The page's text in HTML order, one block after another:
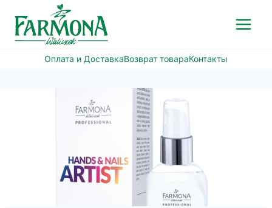
содержимому
Оплата и ДоставкаВозврат товараКонтакты